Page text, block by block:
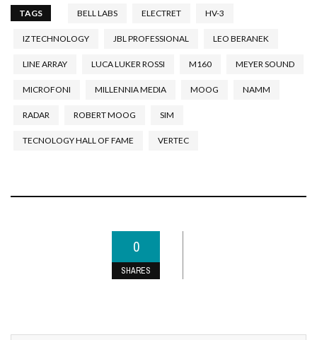
TAGS BELL LABS ELECTRET HV-3
IZ TECHNOLOGY JBL PROFESSIONAL LEO BERANEK
LINE ARRAY LUCA LUKER ROSSI M160 MEYER SOUND
MICROFONI MILLENNIA MEDIA MOOG NAMM
RADAR ROBERT MOOG SIM
TECNOLOGY HALL OF FAME VERTEC
0
SHARES